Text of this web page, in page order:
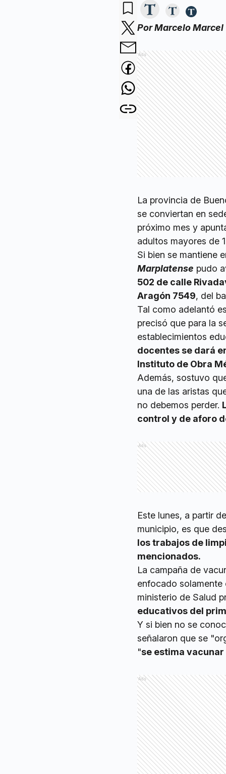
Por Marcelo Marcel
Ads
La provincia de
se conviertan en
próximo mes y
adultos mayores de
Si bien se mantiene
Marplatense pudo
502 de calle
Aragón 7549, del
Tal como adelantó
precisó que para la
establecimientos
docentes se dará
Instituto de Obra
Además, sostuvo
una de las aristas
no debemos perder.
control y de aforo
Ads
Este lunes, a partir
municipio, es que
los trabajos de
mencionados.
La campaña de
enfocado solamente
ministerio de Salud
educativos del
Y si bien no se
señalaron que se
"se estima vacunar
Ads